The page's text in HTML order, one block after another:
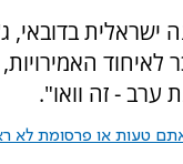
בדובאי,
לאיחוד
ערב - זה וואו".
טעות או פרסומת לא